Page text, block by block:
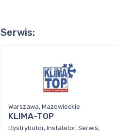
Serwis:
Warszawa, Mazowieckie
KLIMA-TOP
Dystrybutor, Instalator, Serwis,